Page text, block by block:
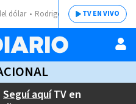
dólar Rodrigo ChavesTV EN VIVO
Seguí aquíTV en